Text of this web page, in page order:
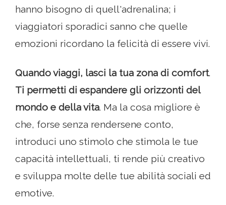
hanno bisogno di quell'adrenalina; i
viaggiatori sporadici sanno che quelle
emozioni ricordano la felicità di essere vivi.
Quando viaggi, lasci la tua zona di comfort.
Ti permetti di espandere gli orizzonti del
mondo e della vita. Ma la cosa migliore è
che, forse senza rendersene conto,
introduci uno stimolo che stimola le tue
capacità intellettuali, ti rende più creativo
e sviluppa molte delle tue abilità sociali ed
emotive.